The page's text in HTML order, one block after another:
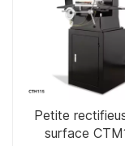
Petite
surface